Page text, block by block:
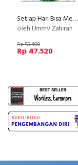
Setiap Hari Bisa Menghafal Dzikir&Doa (2015)
oleh Ummv Zahirah
Rp 59.400
Rp 47.520